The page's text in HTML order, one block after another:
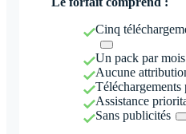
Cinq
Un pack par mois
Aucune
Téléchargements
Assistance
Sans publicités